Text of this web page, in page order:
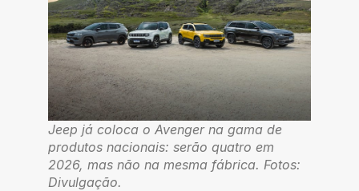
Jeep já coloca o Avenger na gama de
produtos nacionais: serão quatro em
2026, mas não na mesma fábrica. Fotos:
Divulgação.